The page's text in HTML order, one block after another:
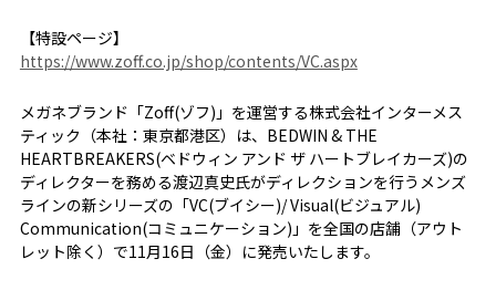
【特設ページ】
https://www.zoff.co.jp/shop/contents/VC.aspx
メガネブランド「Zoff(ゾフ)」を運営する株式会社インターメス
ティック（本社：東京都港区）は、BEDWIN & THE
HEARTBREAKERS(ベドウィン アンド ザ ハートブレイカーズ)の
ディレクターを務める渡辺真史氏がディレクションを行うメンズ
ラインの新シリーズの「VC(ブイシー)/ Visual(ビジュアル)
Communication(コミュニケーション)」を全国の店舗（アウト
レット除く）で11月16日（金）に発売いたします。